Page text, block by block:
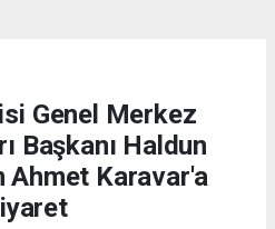
Genel Merkez
Başkanı Haldun
Ahmet Karavar'a